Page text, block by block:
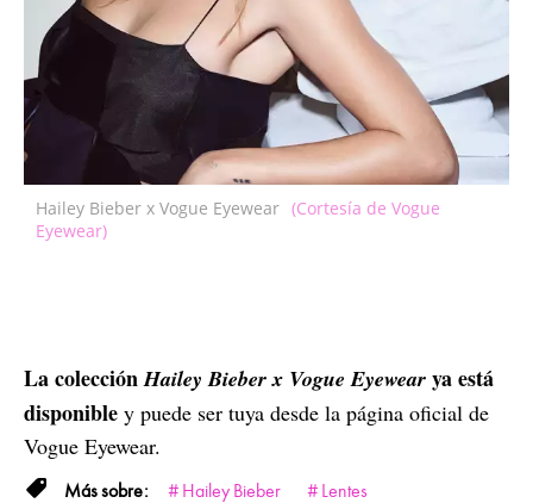
Hailey Bieber x Vogue Eyewear (Cortesía de Vogue
Eyewear)
La colecciónHailey Bieber x Vogue Eyewear ya está
disponible y puede ser tuya desde la página oficial de
Vogue Eyewear.
Hailey Bieber Lentes